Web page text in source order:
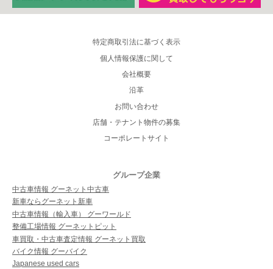
特定商取引法に基づく表示
個人情報保護に関して
会社概要
沿革
お問い合わせ
店舗・テナント物件の募集
コーポレートサイト
グループ企業
中古車情報 グーネット中古車
新車ならグーネット新車
中古車情報（輸入車） グーワールド
整備工場情報 グーネットピット
車買取・中古車査定情報 グーネット買取
バイク情報 グーバイク
Japanese used cars